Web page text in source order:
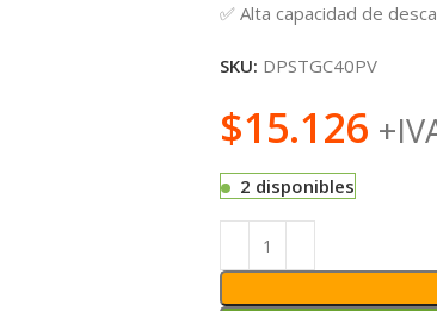
✅ Alta capacidad de
SKU: DPSTGC40PV
$15.126
2 disponibles
Alternative: